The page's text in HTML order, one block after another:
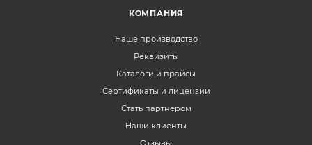
КОМПАНИЯ
Наше производство
Реквизиты
Каталоги и прайсы
Сертификаты и лицензии
Стать партнером
Наши клиенты
Отзывы